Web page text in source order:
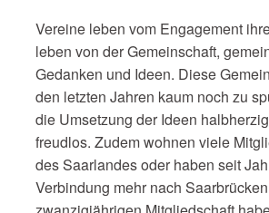
Vereine leben vom Engagement
leben von der Gemeinschaft,
Gedanken und Ideen. Diese
den letzten Jahren kaum noch zu
die Umsetzung der Ideen
freudlos. Zudem wohnen viele
des Saarlandes oder haben seit
Verbindung mehr nach